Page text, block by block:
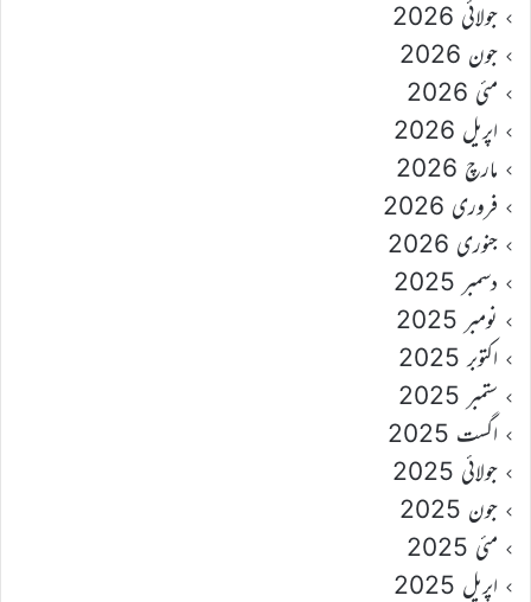
جولائی 2026
جون 2026
مئی 2026
اپریل 2026
مارچ 2026
فروری 2026
جنوری 2026
دسمبر 2025
نومبر 2025
اکتوبر 2025
ستمبر 2025
اگست 2025
جولائی 2025
جون 2025
مئی 2025
اپریل 2025